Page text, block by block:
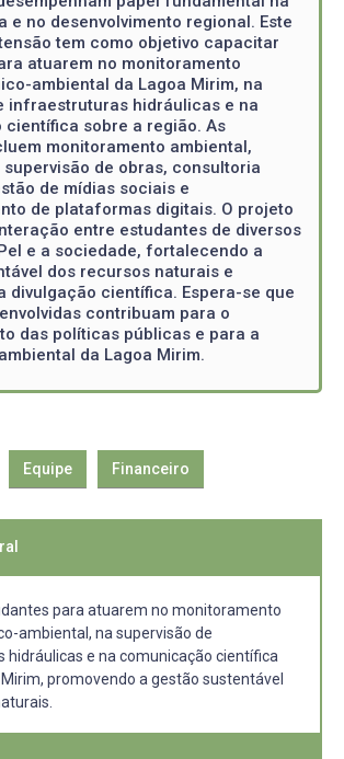
e no desenvolvimento regional. Este
tem como objetivo capacitar
atuarem no monitoramento
ambiental da Lagoa Mirim, na
infraestruturas hidráulicas e na
científica sobre a região. As
monitoramento ambiental,
de obras, consultoria
de mídias sociais e
de plataformas digitais. O projeto
entre estudantes de diversos
e a sociedade, fortalecendo a
dos recursos naturais e
divulgação científica. Espera-se que
contribuam para o
das políticas públicas e para a
da Lagoa Mirim.
Equipe Financeiro
para atuarem no monitoramento
ambiental, na supervisão de
e na comunicação científica
promovendo a gestão sustentável